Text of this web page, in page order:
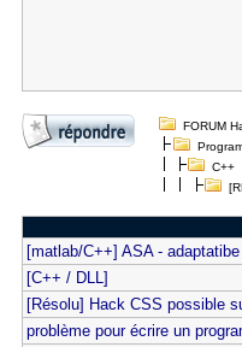
FORUM
C++
[matlab/C++] ASA -
[C++ / DLL]
[Résolu] Hack CSS possible
problème pour écrire un